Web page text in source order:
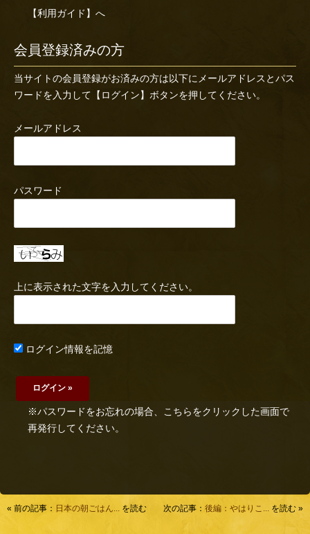
【利用ガイド】へ
会員登録済みの方
当サイトの会員登録がお済みの方は以下にメールアドレスとパス
ワードを入力して【ログイン】ボタンを押してください。
メールアドレス
パスワード
上に表示された文字を入力してください。
ログイン情報を記憶
※パスワードをお忘れの場合、こちらをクリックした画面で
再発行してください。
« 前の記事： 日本の朝ごはん... を読む 次の記事： 後編：やはりこ... を読む »